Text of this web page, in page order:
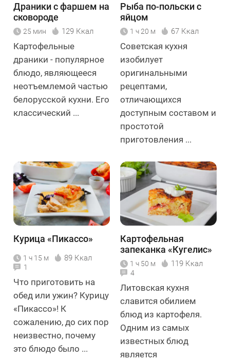
Драники с фаршем на
сковороде
25 мин 129 Ккал
Картофельные
драники - популярное
блюдо, являющееся
неотъемлемой частью
белорусской кухни. Его
классический ...
Рыба по-польски с
яйцом
1 ч 20 м 67 Ккал
Советская кухня
изобилует
оригинальными
рецептами,
отличающихся
доступным составом и
простотой
приготовления ...
Курица «Пикассо»
1 ч 15 м 89 Ккал
1
Что приготовить на
обед или ужин? Курицу
«Пикассо»! К
сожалению, до сих пор
неизвестно, почему
это блюдо было ...
Картофельная
запеканка «Кугелис»
1 ч 50 м 119 Ккал
4
Литовская кухня
славится обилием
блюд из картофеля.
Одним из самых
известных блюд
является